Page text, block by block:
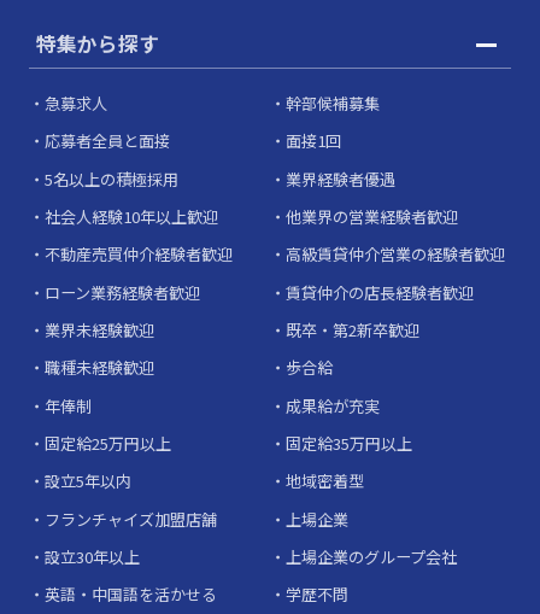
特集から探す
急募求人
幹部候補募集
応募者全員と面接
面接1回
5名以上の積極採用
業界経験者優遇
社会人経験10年以上歓迎
他業界の営業経験者歓迎
不動産売買仲介経験者歓迎
高級賃貸仲介営業の経験者歓迎
ローン業務経験者歓迎
賃貸仲介の店長経験者歓迎
業界未経験歓迎
既卒・第2新卒歓迎
職種未経験歓迎
歩合給
年俸制
成果給が充実
固定給25万円以上
固定給35万円以上
設立5年以内
地域密着型
フランチャイズ加盟店舗
上場企業
設立30年以上
上場企業のグループ会社
英語・中国語を活かせる
学歴不問